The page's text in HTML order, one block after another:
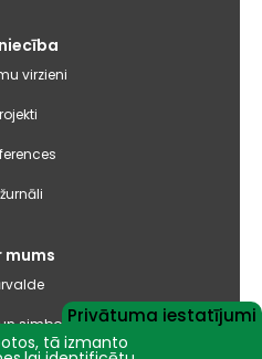
virzieni
mums
simbolikaPrivātuma iestatījumi
tā izmanto